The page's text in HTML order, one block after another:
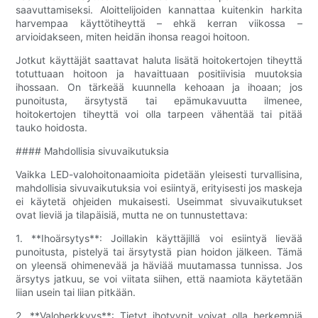
saavuttamiseksi. Aloittelijoiden kannattaa kuitenkin harkita
harvempaa käyttötiheyttä – ehkä kerran viikossa –
arvioidakseen, miten heidän ihonsa reagoi hoitoon.
Jotkut käyttäjät saattavat haluta lisätä hoitokertojen tiheyttä
totuttuaan hoitoon ja havaittuaan positiivisia muutoksia
ihossaan. On tärkeää kuunnella kehoaan ja ihoaan; jos
punoitusta, ärsytystä tai epämukavuutta ilmenee,
hoitokertojen tiheyttä voi olla tarpeen vähentää tai pitää
tauko hoidosta.
#### Mahdollisia sivuvaikutuksia
Vaikka LED-valohoitonaamioita pidetään yleisesti turvallisina,
mahdollisia sivuvaikutuksia voi esiintyä, erityisesti jos maskeja
ei käytetä ohjeiden mukaisesti. Useimmat sivuvaikutukset
ovat lieviä ja tilapäisiä, mutta ne on tunnustettava:
1. **Ihoärsytys**: Joillakin käyttäjillä voi esiintyä lievää
punoitusta, pistelyä tai ärsytystä pian hoidon jälkeen. Tämä
on yleensä ohimenevää ja häviää muutamassa tunnissa. Jos
ärsytys jatkuu, se voi viitata siihen, että naamiota käytetään
liian usein tai liian pitkään.
2. **Valoherkkyys**: Tietyt ihotyypit voivat olla herkempiä